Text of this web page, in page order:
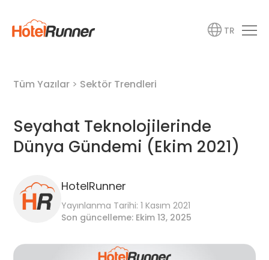
TR
Tüm Yazılar > Sektör Trendleri
Seyahat Teknolojilerinde
Dünya Gündemi (Ekim 2021)
HotelRunner
Yayınlanma Tarihi: 1 Kasım 2021
Son güncelleme: Ekim 13, 2025